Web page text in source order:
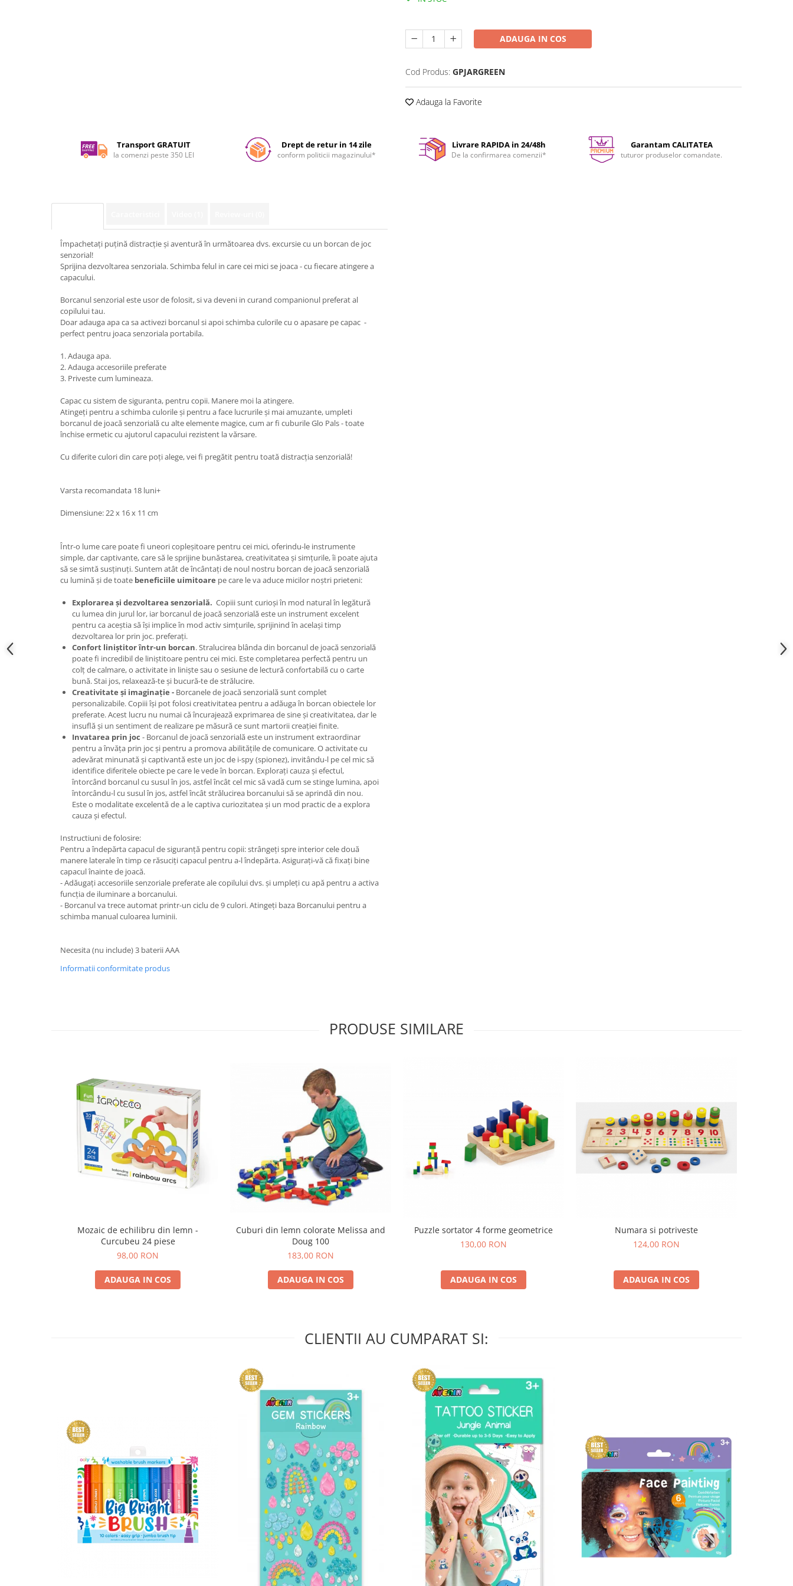
ADAUGA IN COS
Cod Produs: GPJARGREEN
Adauga la Favorite
Transport GRATUIT
la comenzi peste 350 LEI
Drept de retur in 14 zile
conform politicii magazinului*
Livrare RAPIDA in 24/48h
De la confirmarea comenzii*
Garantam CALITATEA
tuturor produselor comandate.
Împachetați puțină distracție și aventură în următoarea dvs. excursie cu un borcan de joc
senzorial!
Sprijina dezvoltarea senzoriala. Schimba felul in care cei mici se joaca - cu fiecare atingere a
capacului.
Borcanul senzorial este usor de folosit, si va deveni in curand companionul preferat al
copilului tau.
Doar adauga apa ca sa activezi borcanul si apoi schimba culorile cu o apasare pe capac -
perfect pentru joaca senzoriala portabila.
1. Adauga apa.
2. Adauga accesoriile preferate
3. Priveste cum lumineaza.
Capac cu sistem de siguranta, pentru copii. Manere moi la atingere.
Atingeți pentru a schimba culorile și pentru a face lucrurile și mai amuzante, umpleti
borcanul de joacă senzorială cu alte elemente magice, cum ar fi cuburile Glo Pals - toate
închise ermetic cu ajutorul capacului rezistent la vărsare.
Cu diferite culori din care poți alege, vei fi pregătit pentru toată distracția senzorială!
Varsta recomandata 18 luni+
Dimensiune: 22 x 16 x 11 cm
Într-o lume care poate fi uneori copleșitoare pentru cei mici, oferindu-le instrumente
simple, dar captivante, care să le sprijine bunăstarea, creativitatea și simțurile, îi poate ajuta
să se simtă susținuți. Suntem atât de încântați de noul nostru borcan de joacă senzorială
cu lumină și de toate beneficiile uimitoare pe care le va aduce micilor noștri prieteni:
Explorarea și dezvoltarea senzorială. Copiii sunt curioși în mod natural în legătură
cu lumea din jurul lor, iar borcanul de joacă senzorială este un instrument excelent
pentru ca aceștia să își implice în mod activ simțurile, sprijinind în același timp
dezvoltarea lor prin joc. preferați.
Confort liniștitor într-un borcan. Stralucirea blânda din borcanul de joacă senzorială
poate fi incredibil de liniștitoare pentru cei mici. Este completarea perfectă pentru un
colț de calmare, o activitate in liniște sau o sesiune de lectură confortabilă cu o carte
bună. Stai jos, relaxează-te și bucură-te de strălucire.
Creativitate și imaginație - Borcanele de joacă senzorială sunt complet
personalizabile. Copiii își pot folosi creativitatea pentru a adăuga în borcan obiectele lor
preferate. Acest lucru nu numai că încurajează exprimarea de sine și creativitatea, dar le
insuflă și un sentiment de realizare pe măsură ce sunt martorii creației finite.
Invatarea prin joc - Borcanul de joacă senzorială este un instrument extraordinar
pentru a învăța prin joc și pentru a promova abilitățile de comunicare. O activitate cu
adevărat minunată și captivantă este un joc de i-spy (spionez), invitându-l pe cel mic să
identifice diferitele obiecte pe care le vede în borcan. Explorați cauza și efectul,
întorcând borcanul cu susul în jos, astfel încât cel mic să vadă cum se stinge lumina, apoi
întorcându-l cu susul în jos, astfel încât strălucirea borcanului să se aprindă din nou.
Este o modalitate excelentă de a le captiva curiozitatea și un mod practic de a explora
cauza și efectul.
Instructiuni de folosire:
Pentru a îndepărta capacul de siguranță pentru copii: strângeți spre interior cele două
manere laterale în timp ce răsuciți capacul pentru a-l îndepărta. Asigurați-vă că fixați bine
capacul înainte de joacă.
- Adăugați accesoriile senzoriale preferate ale copilului dvs. și umpleți cu apă pentru a activa
funcția de iluminare a borcanului.
- Borcanul va trece automat printr-un ciclu de 9 culori. Atingeți baza Borcanului pentru a
schimba manual culoarea luminii.
Necesita (nu include) 3 baterii AAA
Informatii conformitate produs
PRODUSE SIMILARE
Mozaic de echilibru din lemn -
Curcubeu 24 piese
98,00 RON
ADAUGA IN COS
Cuburi din lemn colorate Melissa and
Doug 100
183,00 RON
ADAUGA IN COS
Puzzle sortator 4 forme geometrice
130,00 RON
ADAUGA IN COS
Numara si potriveste
124,00 RON
ADAUGA IN COS
CLIENTII AU CUMPARAT SI: